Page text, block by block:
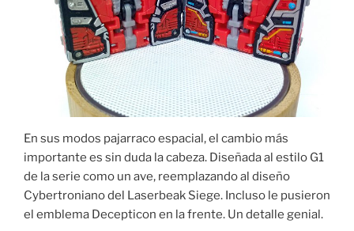
En sus modos pajarraco espacial, el cambio más
importante es sin duda la cabeza. Diseñada al estilo G1
de la serie como un ave, reemplazando al diseño
Cybertroniano del Laserbeak Siege. Incluso le pusieron
el emblema Decepticon en la frente. Un detalle genial.